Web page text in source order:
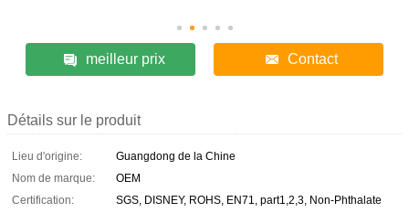
meilleur prix Contact
Détails sur le produit
Lieu d'origine:
Guangdong de la Chine
Nom de marque:
OEM
Certification:
SGS, DISNEY, ROHS, EN71, part1,2,3, Non-Phthalate